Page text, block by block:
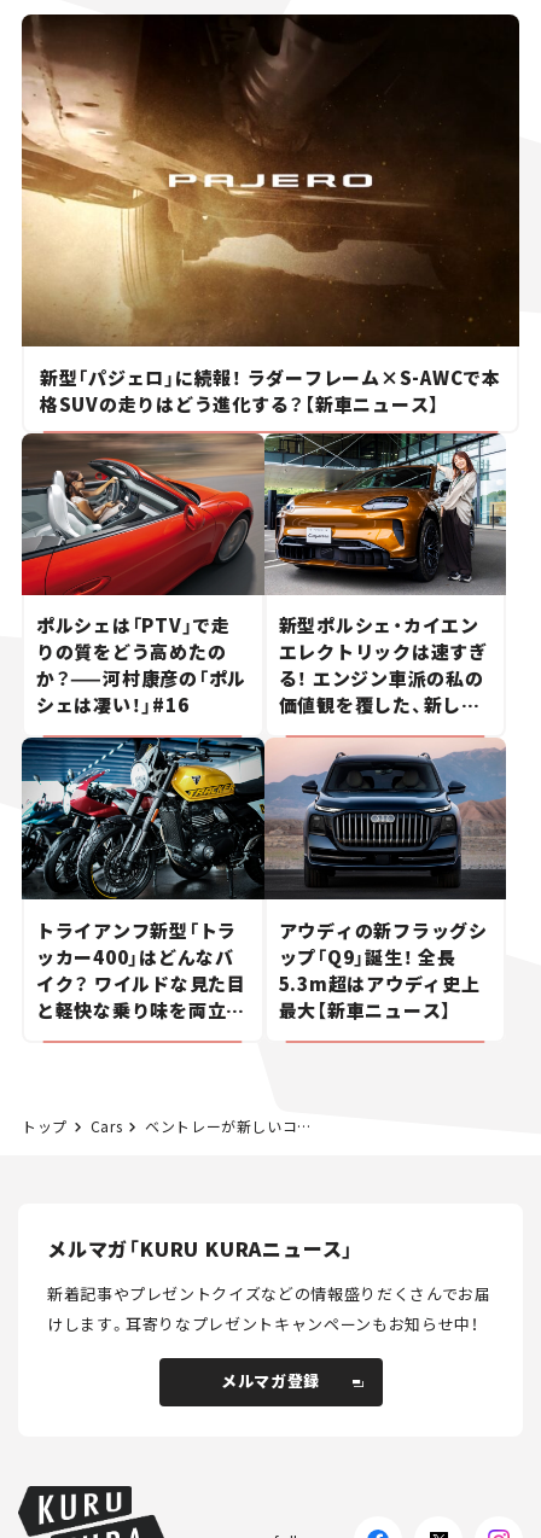
新型「パジェロ」に続報！ ラダーフレーム×S-AWCで本
格SUVの走りはどう進化する？【新車ニュース】
ポルシェは「PTV」で走
りの質をどう高めたの
か？——河村康彦の「ポル
シェは凄い！」#16
新型ポルシェ・カイエン
エレクトリックは速すぎ
る！ エンジン車派の私の
価値観を覆した、新しい
ポルシェの走り。
トライアンフ新型「トラ
ッカー400」はどんなバ
イク？ ワイルドな見た目
と軽快な乗り味を両立し
た400ccフラットトラッ
アウディの新フラッグシ
ップ「Q9」誕生！ 全長
5.3m超はアウディ史上
最大【新車ニュース】
トップ Cars ベントレーが新しいコンセプトカーを7月8日に発表！ 「ウイングドB」エンブレムは5バージョン目に刷新【新車ニュース】
メルマガ「KURU KURAニュース」
新着記事やプレゼントクイズなどの情報盛りだくさんでお届
けします。耳寄りなプレゼントキャンペーンもお知らせ中！
メルマガ登録